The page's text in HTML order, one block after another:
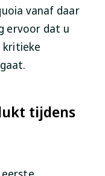
vanaf daar
ervoor dat u
kritieke
tijdens